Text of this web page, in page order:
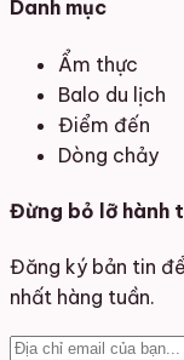
Danh mục
Ẩm thực
Balo du lịch
Điểm đến
Dòng chảy
Đừng bỏ lỡ hành
Đăng ký bản tin
nhất hàng tuần.